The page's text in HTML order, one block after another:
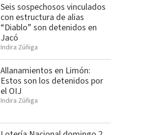
Seis sospechosos vinculados
con estructura de alias
“Diablo” son detenidos en
Jacó
Indira Zúñiga
Allanamientos en Limón:
Estos son los detenidos por
el OIJ
Indira Zúñiga